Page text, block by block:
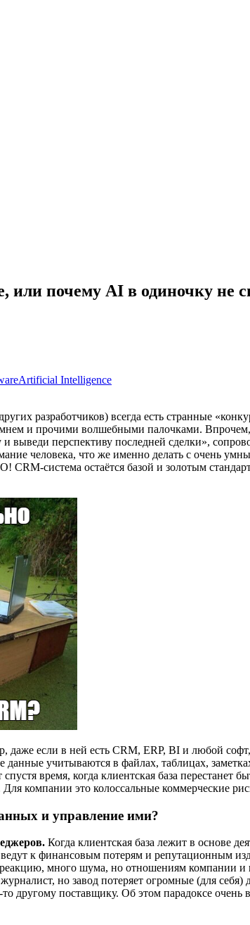
или почему AI в одиночку не
Artificial Intelligence
разработчиков) всегда есть странные
и прочими волшебными палочками.
выведи перспективу последней сделки»,
человека, что же именно делать с очень
CRM-система остаётся базой и золотым
если в ней есть CRM, ERP, BI и любой
учитываются в файлах, таблицах,
время, когда клиентская база
компании это колоссальные коммерческие
и управление ими?
Когда клиентская база лежит в основе
к финансовым потерям и репутационным
много шума, но отношениям компании и
но завод потеряет огромные (для
другому поставщику. Об этом парадоксе